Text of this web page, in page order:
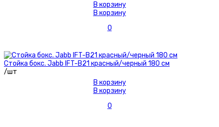
В корзину
В корзину
0
Стойка бокс. Jabb IFT-B21 красный/черный 180 см
/шт
В корзину
В корзину
0